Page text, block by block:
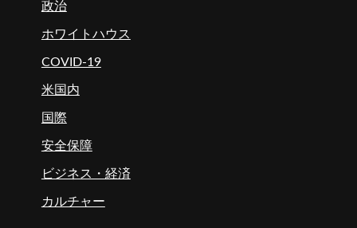
政治
ホワイトハウス
COVID-19
米国内
国際
安全保障
ビジネス・経済
カルチャー